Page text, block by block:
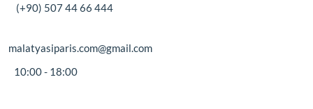
(+90) 507 44 66 444
malatyasiparis.com@gmail.com
10:00 - 18:00